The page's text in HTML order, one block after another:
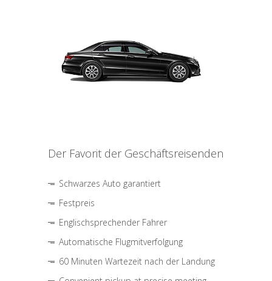
Der Favorit der Geschäftsreisenden
Schwarzes Auto garantiert
Festpreis
Englischsprechender Fahrer
Automatische Flugmitverfolgung
60 Minuten Wartezeit nach der Landung